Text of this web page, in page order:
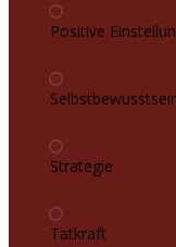
Positive
Strategie
Tatkraft